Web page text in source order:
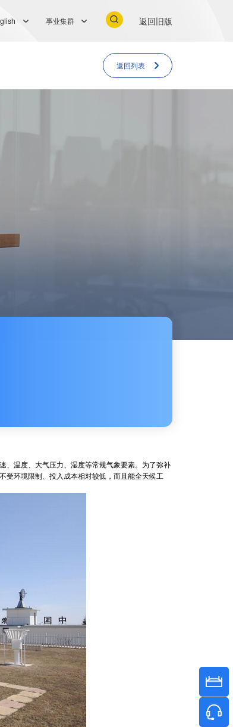
事业集群 返回旧版
返回列表
温度、大气压力、湿度等常规气象要素。为了弥补
受环境限制、投入成本相对较低，而且能全天候工